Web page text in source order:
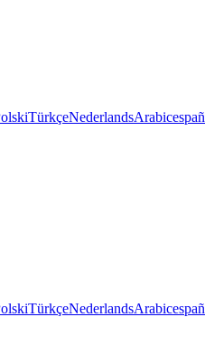
TürkçeNederlandsArabic
TürkçeNederlandsArabic